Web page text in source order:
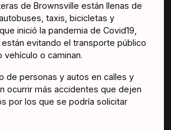
de Brownsville están llenas de
taxis, bicicletas y
inició la pandemia de Covid19,
evitando el transporte público
vehículo o caminan.
de personas y autos en calles y
ocurrir más accidentes que dejen
por los que se podría solicitar